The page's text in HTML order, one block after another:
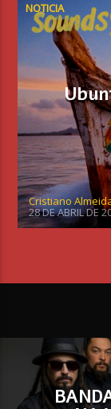
NOTICIA
Cristiano
28 DE ABRIL DE